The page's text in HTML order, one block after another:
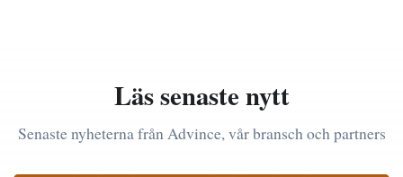
Läs senaste nytt
Senaste nyheterna från Advince, vår bransch och partners